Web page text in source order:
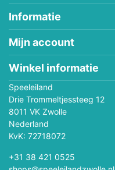
Informatie
Mijn account
Winkel informatie
Speeleiland
Drie Trommeltjessteeg 12
8011 VK Zwolle
Nederland
KvK: 72718072
+31 38 421 0525